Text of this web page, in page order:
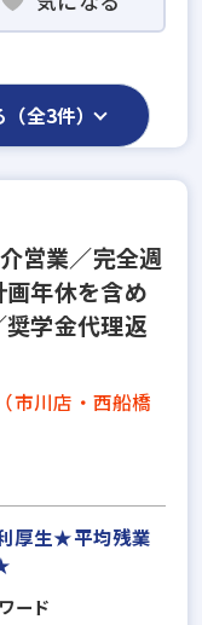
（全3件）
営業／完全週
年休を含め
学金代理返
市川店・西船橋
厚生★平均残業
ード